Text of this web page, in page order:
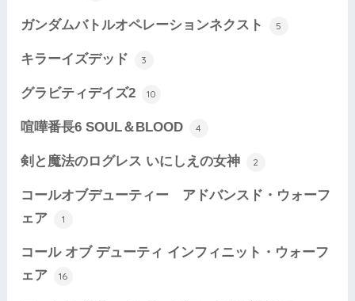
ガンダムバトルオペレーションネクスト 5
キラーイズデッド 3
グラビティデイズ2 10
喧嘩番長6 SOUL＆BLOOD 4
剣と魔法のログレス いにしえの女神 2
コールオブデューティー アドバンスド・ウォーフ
ェア
1
コール オブ デューティ インフィニット・ウォーフ
ェア
16